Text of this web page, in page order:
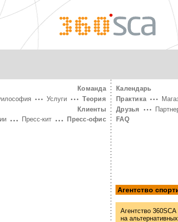
360° SCA
Команда
Теория
Услуги
Клиенты
Пресс-офис
Пресс-кит
Календарь
Практика
Друзья
FAQ
Агентство
Агентство
на